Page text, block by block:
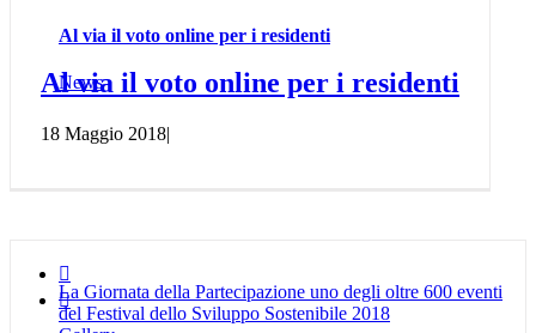
Al via il voto online per i residenti
News
Al via il voto online per i residenti
18 Maggio 2018|
La Giornata della Partecipazione uno degli oltre 600 eventi
del Festival dello Sviluppo Sostenibile 2018

